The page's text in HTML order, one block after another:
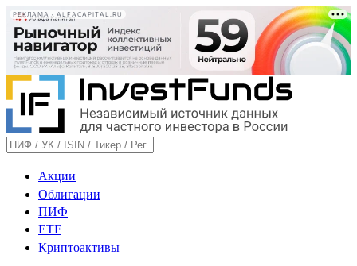
РЕКЛАМА • ALFACAPITAL.RU
Акции
Облигации
ПИФ
ETF
Криптоактивы